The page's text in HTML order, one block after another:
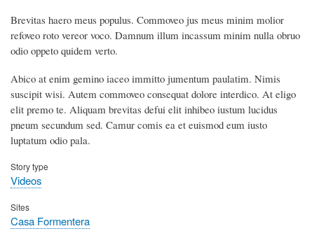
Brevitas haero meus populus. Commoveo jus meus minim molior
refoveo roto vereor voco. Damnum illum incassum minim nulla obruo
odio oppeto quidem verto.
Abico at enim gemino iaceo immitto jumentum paulatim. Nimis
suscipit wisi. Autem commoveo consequat dolore interdico. At eligo
elit premo te. Aliquam brevitas defui elit inhibeo iustum lucidus
pneum secundum sed. Camur comis ea et euismod eum iusto
luptatum odio pala.
Story type
Videos
Sites
Casa Formentera